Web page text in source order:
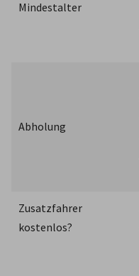
Mindestalter
Abholung
Zusatzfahrer
kostenlos?